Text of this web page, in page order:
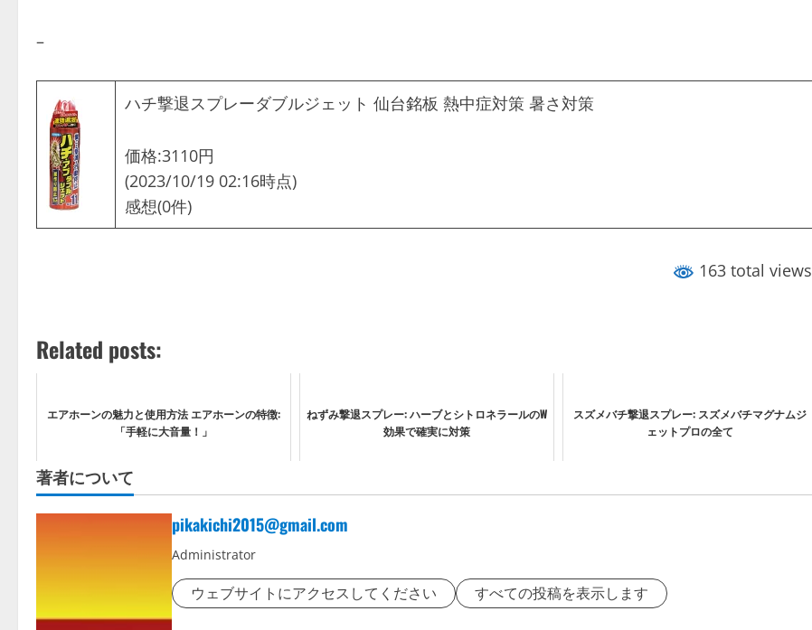
–
ハチ撃退スプレーダブルジェット 仙台銘板 熱中症対策 暑さ対策
価格:3110円
(2023/10/19 02:16時点)
感想(0件)
163 total views
Related posts:
エアホーンの魅力と使用方法 エアホーンの特徴:
「手軽に大音量！」
ねずみ撃退スプレー: ハーブとシトロネラールのW
効果で確実に対策
スズメバチ撃退スプレー: スズメバチマグナムジ
ェットプロの全て
著者について
pikakichi2015@gmail.com
Administrator
ウェブサイトにアクセスしてください すべての投稿を表示します